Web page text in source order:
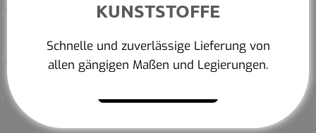
KUNSTSTOFFE
Schnelle und zuverlässige Lieferung von
allen gängigen Maßen und Legierungen.